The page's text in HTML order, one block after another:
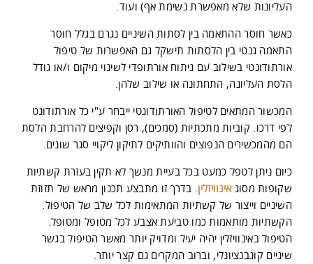
העליונות שלא מאפשרת נשימת אף) ועוד.
כאשר חוסר ההתאמה בין לסתות השיניים נגרם בגלל חוסר
התאמה גנטי בין הלסתות תישקל גם האפשרות של טיפול
אורתודונטי בשילוב עם ניתוח אורתופדי לשינוי מיקום ו/או גודל
הלסת העליונה, התחתונה או שילוב שלהן.
המכשור המתאים לטיפול האורתודונטי ייבחר ע"י כל אורתודונט
לפי דרכו. קוביות מתכתיות (סמכים), רסן וקפיצים להרחבת הלסת
הם מהמכשירים הנפוצים והוותיקים לתיקון ליקויי סגר שונים.
כיום ניתן לטפל כמעט בכל בעיית מנשך לא תקין בעזרת קשתיות
שקופות מסוגאינוויזלין. בדרך זו מתבצע תכנון מראש של תזוזת
השיניים וייצור של קשתיות המתאימות לכל שלב של הטיפול.
הקשתיות מותאמות כמו טביעת אצבע לכל מטופל ומטופל.
הטיפול באינוויזלין יהיה יעיל ומדויק יותר מאשר הטיפול בגשר
שיניים קונבנציונלי, וברוב המקרים גם קצר יותר.